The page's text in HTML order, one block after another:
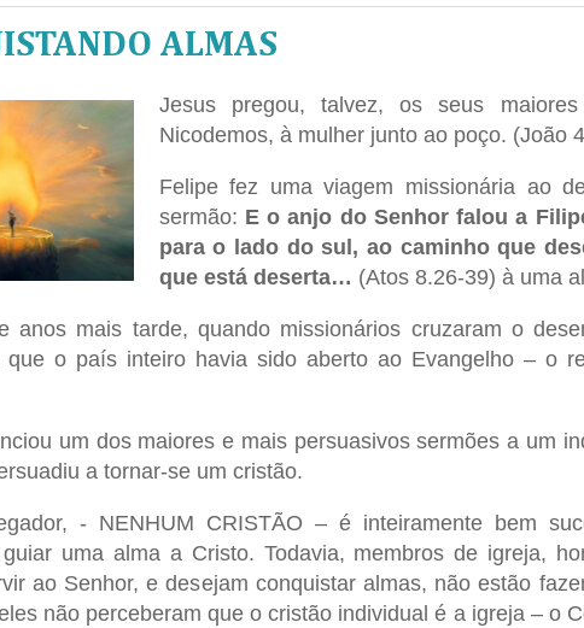
ALMAS
Jesus pregou, talvez, os seus
Nicodemos, à mulher junto ao poço. (João
Felipe fez uma viagem missionária ao
sermão: E o anjo do Senhor falou a
para o lado do sul, ao caminho que
que está deserta… (Atos 8.26-39) à uma
anos mais tarde, quando missionários cruzaram o
que o país inteiro havia sido aberto ao Evangelho – o
um dos maiores e mais persuasivos sermões a um
a tornar-se um cristão.
- NENHUM CRISTÃO – é inteiramente bem
uma alma a Cristo. Todavia, membros de igreja,
ao Senhor, e desejam conquistar almas, não estão
não perceberam que o cristão individual é a igreja – o